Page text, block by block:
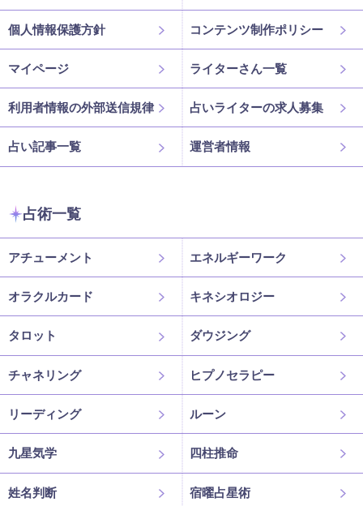
個人情報保護方針 コンテンツ制作ポリシー
マイページ ライターさん一覧
利用者情報の外部送信規律 占いライターの求人募集
占い記事一覧 運営者情報
占術一覧
アチューメント エネルギーワーク
オラクルカード キネシオロジー
タロット ダウジング
チャネリング ヒプノセラピー
リーディング ルーン
九星気学 四柱推命
姓名判断 宿曜占星術